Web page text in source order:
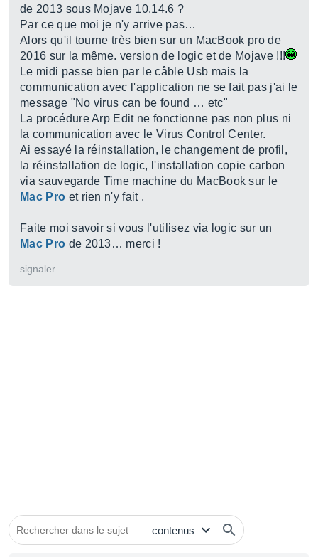
de 2013 sous Mojave 10.14.6 ?
Par ce que moi je n'y arrive pas…
Alors qu'il tourne très bien sur un MacBook pro de
2016 sur la même. version de logic et de Mojave !!!
Le midi passe bien par le câble Usb mais la
communication avec l'application ne se fait pas j'ai le
message "No virus can be found … etc"
La procédure Arp Edit ne fonctionne pas non plus ni
la communication avec le Virus Control Center.
Ai essayé la réinstallation, le changement de profil,
la réinstallation de logic, l'installation copie carbon
via sauvegarde Time machine du MacBook sur le
Mac Pro et rien n'y fait .
Faite moi savoir si vous l'utilisez via logic sur un
Mac Pro de 2013… merci !
signaler